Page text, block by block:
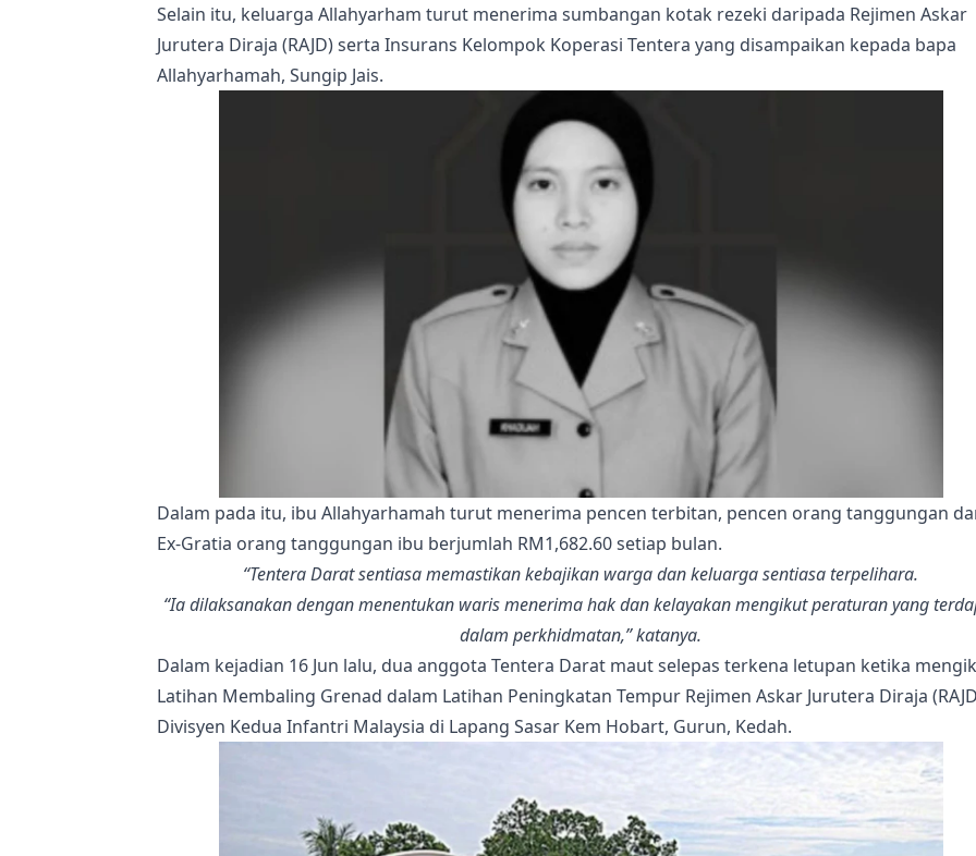
Selain itu, keluarga Allahyarham turut menerima sumbangan kotak rezeki daripada Rejimen Askar
Jurutera Diraja (RAJD) serta Insurans Kelompok Koperasi Tentera yang disampaikan kepada bapa
Allahyarhamah, Sungip Jais.
Dalam pada itu, ibu Allahyarhamah turut menerima pencen terbitan, pencen orang tanggungan
Ex-Gratia orang tanggungan ibu berjumlah RM1,682.60 setiap bulan.
“Tentera Darat sentiasa memastikan kebajikan warga dan keluarga sentiasa terpelihara.
“Ia dilaksanakan dengan menentukan waris menerima hak dan kelayakan mengikut peraturan yang
dalam perkhidmatan,” katanya.
Dalam kejadian 16 Jun lalu, dua anggota Tentera Darat maut selepas terkena letupan ketika
Latihan Membaling Grenad dalam Latihan Peningkatan Tempur Rejimen Askar Jurutera Diraja
Divisyen Kedua Infantri Malaysia di Lapang Sasar Kem Hobart, Gurun, Kedah.